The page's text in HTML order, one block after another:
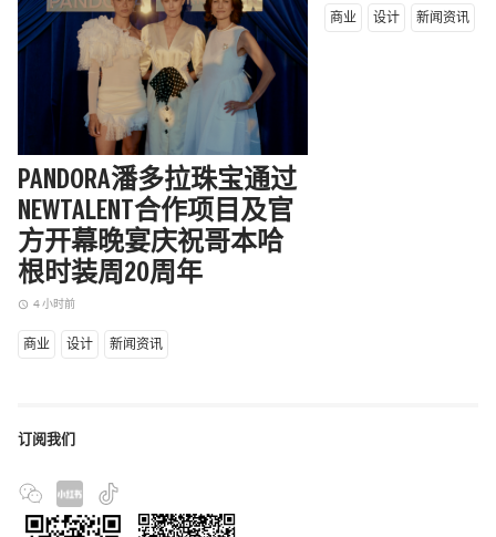
PANDORA潘多拉珠宝通过
NEWTALENT合作项目及官
方开幕晚宴庆祝哥本哈
根时装周20周年
access_time 4 小时前
商业 设计 新闻资讯
订阅我们